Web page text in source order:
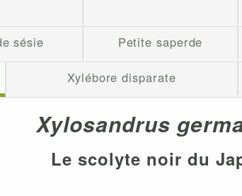
sésie Petite saperde
Xylébore disparate
Xylosandrus
Le scolyte noir du